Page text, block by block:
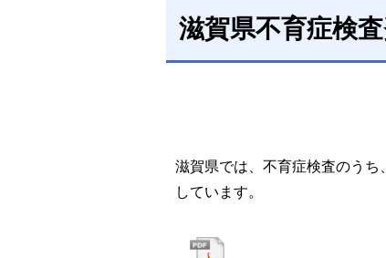
滋賀県不育症検
滋賀県では、不育症検査のう
しています。